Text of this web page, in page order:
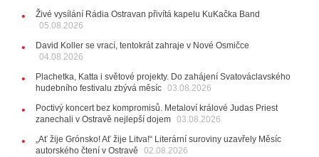
27.07.2026
20:44
10:06
Ladná Čeladná nabídne Olympic, Langerovou i
Kirschner, návštěvníci nově zaplatí už jen pomocí čipů
24.07.2026
Zpěvačka Tanja vydala nové EP Plamen
22.07.2026
roku jsme upgradovali naši show
AUDIO
Živé vysílání Rádia Ostravan přivítá kapelu KuKačka Band
05.08.2026
David Koller se vrací, tentokrát zahraje v Nové Osmičce
04.08.2026
Plachetka, Katta i světové projekty. Do zahájení Svatováclavského
hudebního festivalu zbývá měsíc 03.08.2026
Poctivý koncert bez kompromisů. Metaloví králové Judas Priest
zanechali v Ostravě nejlepší dojem 03.08.2026
„Ať žije Grónsko! Ať žije Litva!“ Literární suroviny uzavřely Měsíc
autorského čtení v Ostravě
02.08.2026